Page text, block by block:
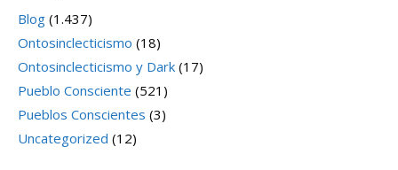
Blog (1.437)
Ontosinclecticismo (18)
Ontosinclecticismo y Dark (17)
Pueblo Consciente (521)
Pueblos Conscientes (3)
Uncategorized (12)